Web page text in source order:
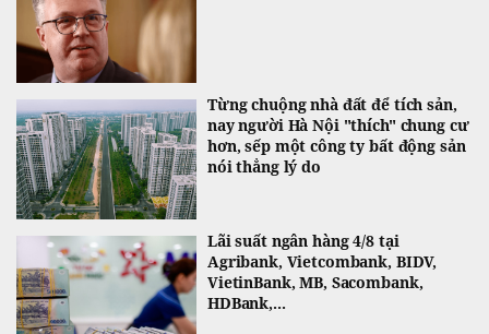
Từng chuộng nhà đất để tích sản,
nay người Hà Nội "thích" chung cư
hơn, sếp một công ty bất động sản
nói thẳng lý do
Lãi suất ngân hàng 4/8 tại
Agribank, Vietcombank, BIDV,
VietinBank, MB, Sacombank,
HDBank,...